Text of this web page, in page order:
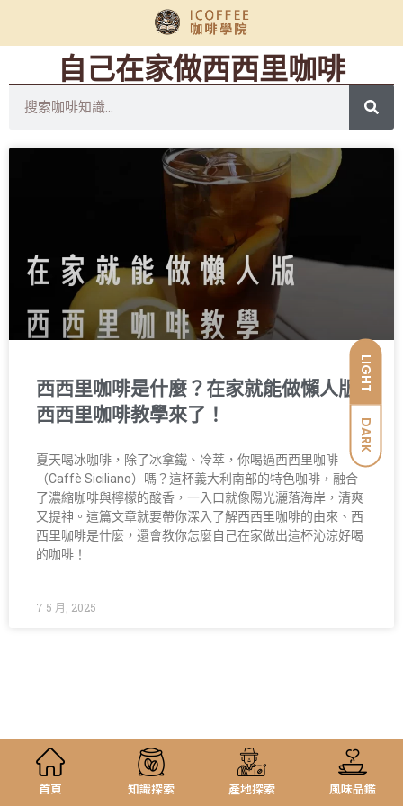
LIGHT
DARK
自己在家做西西里咖啡
西西里咖啡是什麼？在家就能做懶人版
西西里咖啡教學來了！
夏天喝冰咖啡，除了冰拿鐵、冷萃，你喝過西西里咖啡
（Caffè Siciliano）嗎？這杯義大利南部的特色咖啡，融合
了濃縮咖啡與檸檬的酸香，一入口就像陽光灑落海岸，清爽
又提神。這篇文章就要帶你深入了解西西里咖啡的由來、西
西里咖啡是什麼，還會教你怎麼自己在家做出這杯沁涼好喝
的咖啡！
7 5 月, 2025
首頁 知識探索 產地探索 風味品鑑